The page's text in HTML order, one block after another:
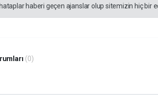
haberi geçen ajanslar olup sitemizin hiç bir
(0)